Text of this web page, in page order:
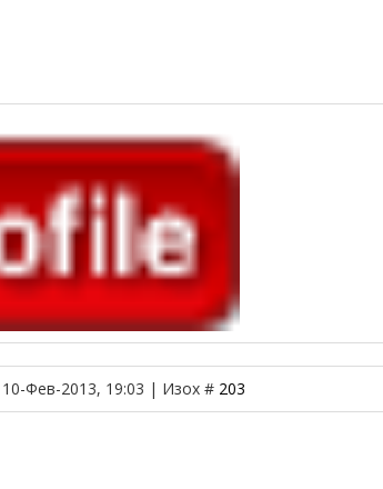
Фев-2013, 19:03 | Изох # 203